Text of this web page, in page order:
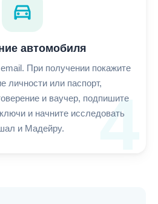
4
directions_car
автомобиля
При получении покажите
личности или паспорт,
и ваучер, подпишите
и начните исследовать
и Мадейру.